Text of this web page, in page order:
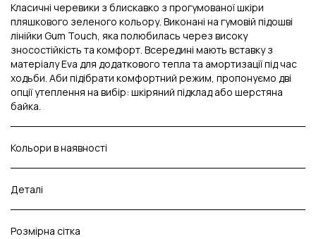
Класичні черевики з блискавко з прогумованої шкіри
пляшкового зеленого кольору. Виконані на гумовій підошві
лінійки Gum Touch, яка полюбилась через високу
зносостійкість та комфорт. Всередині мають вставку з
матеріалу Eva для додаткового тепла та амортизації під час
ходьби. Аби підібрати комфортний режим, пропонуємо дві
опції утеплення на вибір: шкіряний підклад або шерстяна
байка.
Кольори в наявності
Деталі
Розмірна сітка